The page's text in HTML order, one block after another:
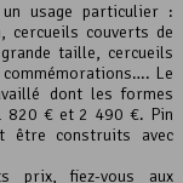
usage particulier :
cercueils couverts de
taille, cercueils
Le
dont les formes
820 € et 2 490 €. Pin
être construits avec
prix, fiez-vous aux